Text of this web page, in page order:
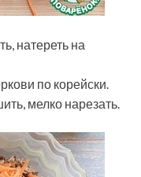
натереть на
по корейски.
мелко нарезать.